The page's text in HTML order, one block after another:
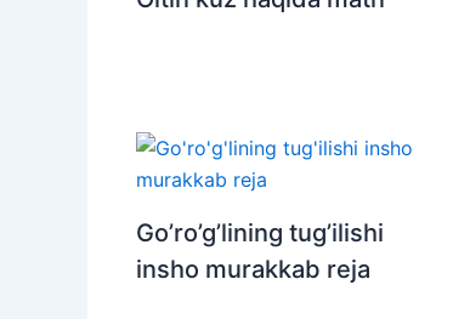
Go’ro’g’lining tug’ilishi
insho murakkab reja